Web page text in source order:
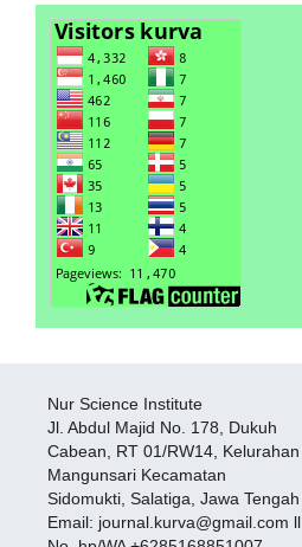
Nur Science Institute
Jl. Abdul Majid No. 178, Dukuh
Cabean, RT 01/RW14, Kelurahan
Mangunsari Kecamatan
Sidomukti, Salatiga, Jawa Tengah
Email: journal.kurva@gmail.com ll